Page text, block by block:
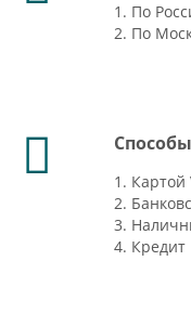
1. По
2. По
1.
2.
3.
4. Кредит